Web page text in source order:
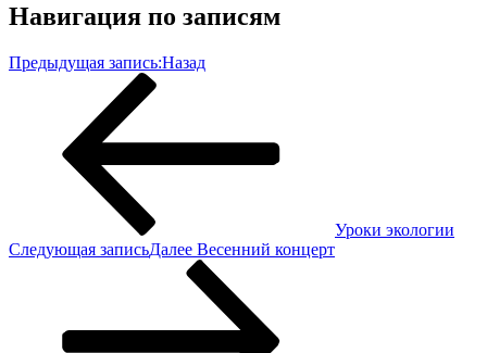
Навигация по записям
Предыдущая запись:Назад
Уроки экологии
Следующая записьДалее Весенний концерт